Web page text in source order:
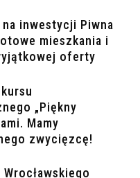
inwestycji Piwna
mieszkania i
oferty
„Piękny
Mamy
zwycięzcę!